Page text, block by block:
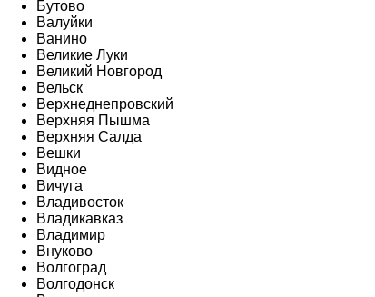
Бутово
Валуйки
Ванино
Великие Луки
Великий Новгород
Вельск
Верхнеднепровский
Верхняя Пышма
Верхняя Салда
Вешки
Видное
Вичуга
Владивосток
Владикавказ
Владимир
Внуково
Волгоград
Волгодонск